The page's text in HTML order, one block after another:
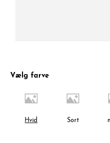
Vælg farve
Hvid Sort